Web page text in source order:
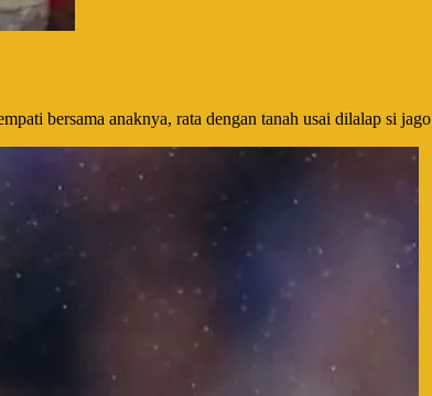
bersama anaknya, rata dengan tanah usai dilalap si jago